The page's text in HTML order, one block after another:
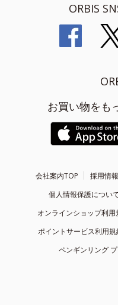
ORBIS
お買い物をも
会社案内TOP 採用情報
個人情報保護につい
オンラインショップ利用
ポイントサービス利用規
ペンギンリング